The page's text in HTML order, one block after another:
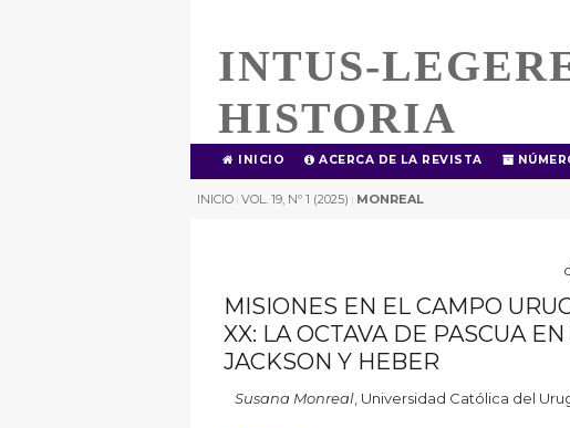
INTUS-
HISTORIA
INICIO ACERCA DE LA REVISTA
INICIO | VOL. 19, Nº 1 (2025) | MONREAL
MISIONES EN EL CAMPO
XX: LA OCTAVA DE PASCUA
JACKSON Y HEBER
Susana Monreal, Universidad Católica del